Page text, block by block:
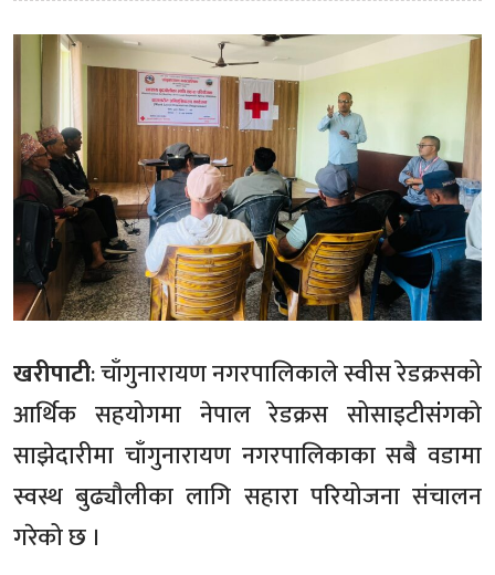
खरीपाटी: चाँगुनारायण नगरपालिकाले स्वीस रेडक्रसको
आर्थिक सहयोगमा नेपाल रेडक्रस सोसाइटीसंंगको
साझेदारीमा चाँगुनारायण नगरपालिकाका सबै वडामा
स्वस्थ बुढ्यौलीका लागि सहारा परियोजना संचालन
गरेको छ ।